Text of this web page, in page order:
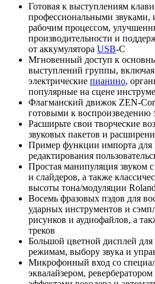
Готовая к выступлениям
профессиональными
рабочим процессом,
производительности и
от аккумулятора USB-C
Мгновенный доступ к
выступлений группы, включая
электрические пианино,
популярные на сцене
Флагманский движок ZEN-
готовыми к воспроизведению
Расширьте свои творческие
звуковых пакетов и
Пример функции импорта для
редактирования
Простая манипуляция звуком
и слайдеров, а также
высоты тона/модуляции Roland
Восемь фразовых пэдов для
ударных инструментов и
рисунков и аудиофайлов, а
треков
Большой цветной дисплей для
режимам, выбору звука и
Микрофонный вход со
эквалайзером,